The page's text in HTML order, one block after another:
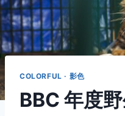
COLORFUL · 影色
BBC 年度